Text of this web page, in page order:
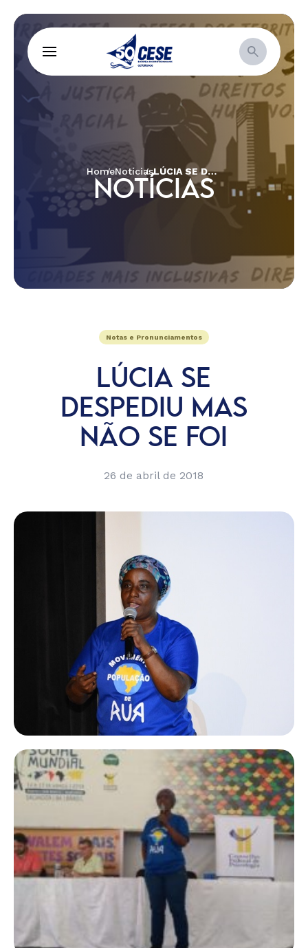
HomeNotícias LÚCIA SE DESPEDIU MAS NÃO SE FOI
NOTÍCIAS
Notas e Pronunciamentos
LÚCIA SE
DESPEDIU MAS
NÃO SE FOI
26 de abril de 2018